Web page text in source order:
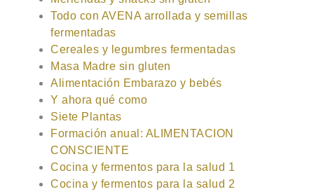
Todo con AVENA arrollada y semillas
fermentadas
Cereales y legumbres fermentadas
Masa Madre sin gluten
Alimentación Embarazo y bebés
Y ahora qué como
Siete Plantas
Formación anual: ALIMENTACION
CONSCIENTE
Cocina y fermentos para la salud 1
Cocina y fermentos para la salud 2